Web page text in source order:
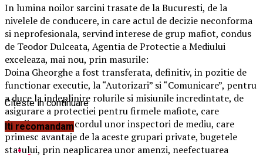
In lumina noilor sarcini trasate de la Bucuresti, de la
nivelele de conducere, in care actul de decizie neconforma
si neprofesionala, servind interese de grup mafiot, condus
de Teodor Dulceata, Agentia de Protectie a Mediului
exceleaza, mai nou, prin masurile:
Doina Gheorghe a fost transferata, definitiv, in pozitie de
functionar executie, la “Autorizari” si “Comunicare”, pentru
a duce la indeplinire rolurile si misiunile incredintate, de
asigurare a protectiei pentru firmele mafiote, care
devalizeaza, cu acordul unor inspectori de mediu, care
primesc avantaje de la aceste grupari private, bugetele
statului, prin neaplicarea unor amenzi, neefectuarea
Citeste in continuare
Iti recomandam